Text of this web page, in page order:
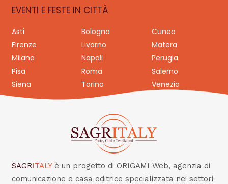
EVENTI E FESTE IN CITTÀ
Asti Bologna
Cuneo
Firenze
Livorno
Matera
Milano
Napoli
Perugia
Pisa
Roma
Salerno
Siena
Torino Venezia
SAGRITALY è un progetto di ORIGAMI Web, agenzia di
comunicazione e casa editrice specializzata nei settori